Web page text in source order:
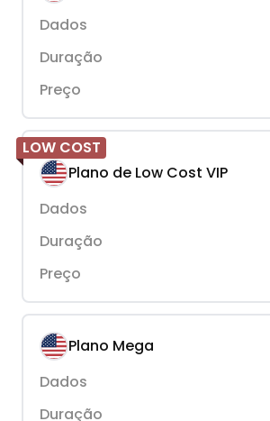
Dados
Duração
Preço
LOW COST
Plano de Low Cost VIP
Dados
Duração
Preço
Plano Mega
Dados
Duração